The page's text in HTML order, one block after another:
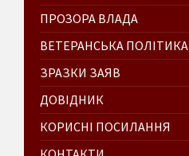
ПРОЗОРА ВЛАДА
ВЕТЕРАНСЬКА ПОЛІТИКА
ЗРАЗКИ ЗАЯВ
ДОВІДНИК
КОРИСНІ ПОСИЛАННЯ